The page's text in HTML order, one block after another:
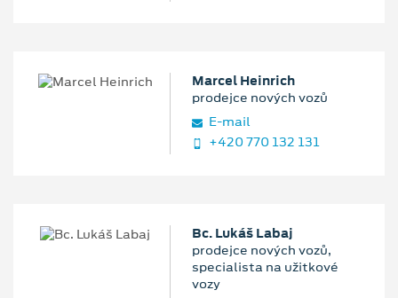
Marcel Heinrich
prodejce nových vozů
E‑mail
+420 770 132 131
Bc. Lukáš Labaj
prodejce nových vozů,
specialista na užitkové
vozy